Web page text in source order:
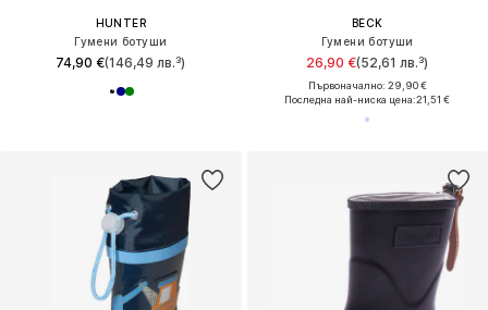
HUNTER
Гумени ботуши
74,90 €(146,49 лв.³)
BECK
Гумени ботуши
26,90 €(52,61 лв.³)
Първоначално: 29,90 €
Последна най-ниска цена:21,51 €